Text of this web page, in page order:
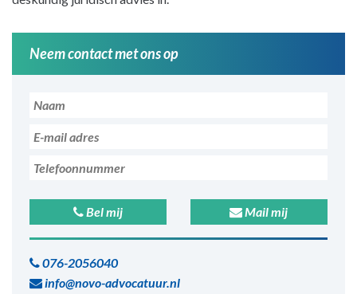
Neem contact met ons op
Bel mij Mail mij
076-2056040
info@novo-advocatuur.nl